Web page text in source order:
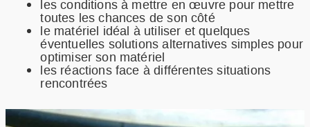
les conditions à mettre en œuvre pour mettre
toutes les chances de son côté
le matériel idéal à utiliser et quelques
éventuelles solutions alternatives simples pour
optimiser son matériel
les réactions face à différentes situations
rencontrées